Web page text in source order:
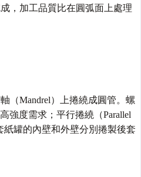
，加工品質比在圓弧面上處理
（Mandrel）上捲繞成圓管。螺
強度需求；平行捲繞（Parallel
紙罐的內壁和外壁分別捲製後套